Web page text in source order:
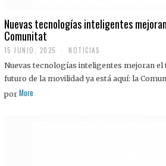
Nuevas tecnologías inteligentes
Comunitat
15 JUNIO, 2025 NOTICIAS
Nuevas tecnologías inteligentes mejoran el
futuro de la movilidad ya está aquí: la
por More